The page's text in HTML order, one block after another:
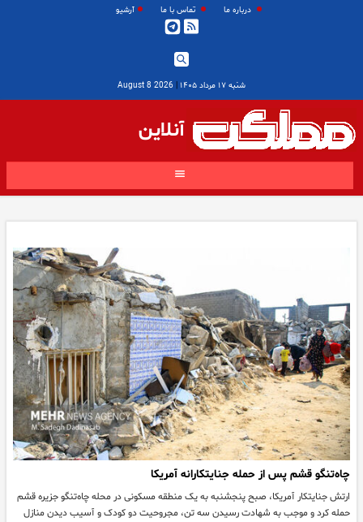
درباره ما تماس با ما آرشیو
شنبه ۱۷ مرداد ۱۴۰۵ |
2026 August 8
آنلاین
چاه‌تنگو قشم پس از حمله جنایتکارانه آمریکا
ارتش جنایتکار آمریکا، صبح پنجشنبه به یک منطقه مسکونی در محله چاه‌تنگو جزیره قشم
حمله کرد و موجب به شهادت رسیدن سه تن، مجروحیت دو کودک و آسیب دیدن منازل